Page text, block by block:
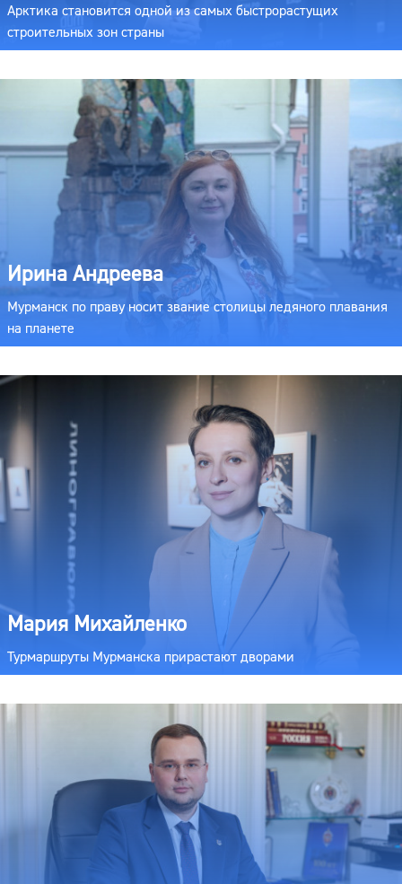
Арктика становится одной из самых быстрорастущих
строительных зон страны
Ирина Андреева
Мурманск по праву носит звание столицы ледяного плавания
на планете
Мария Михайленко
Турмаршруты Мурманска прирастают дворами